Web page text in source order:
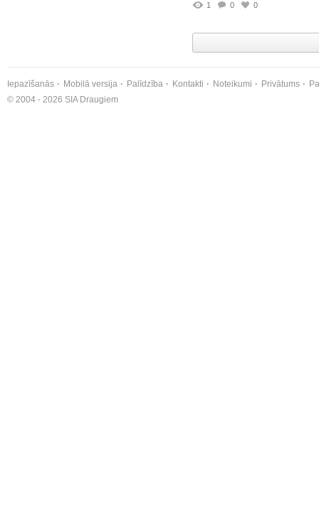
1 0 0
Iepazīšanās Mobilā versija Palīdzība Kontakti Noteikumi Privātums
© 2004 - 2026 SIA Draugiem